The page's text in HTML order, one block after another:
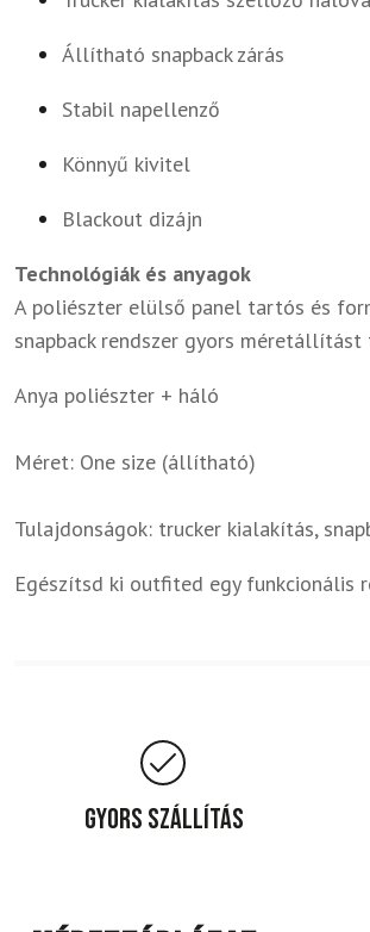
Állítható snapback zárás
Stabil napellenző
Könnyű kivitel
Blackout dizájn
Technológiák és anyagok
A poliészter elülső panel tartós és
snapback rendszer gyors méretállítást
Anya poliészter + háló
Méret: One size (állítható)
Tulajdonságok: trucker kialakítás,
Egészítsd ki outfited egy funkcionális
Gyors szállítás